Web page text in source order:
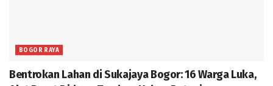
BOGOR RAYA
Bentrokan Lahan di Sukajaya Bogor: 16 Warga Luka,